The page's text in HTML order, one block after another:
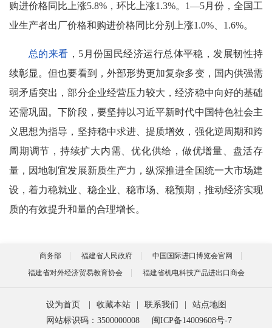
购进价格同比上涨5.8%，环比上涨1.3%。1—5月份，全国工
业生产者出厂价格和购进价格同比分别上涨1.0%、1.6%。
总的来看 ，5月份国民经济运行总体平稳，发展韧性持
续彰显。但也要看到，外部形势更加复杂多变，国内供强需
弱矛盾突出，部分企业经营压力较大，经济稳中向好的基础
还需巩固。下阶段，要坚持以习近平新时代中国特色社会主
义思想为指导，坚持稳中求进、提质增效，强化逆周期和跨
周期调节，持续扩大内需、优化供给，做优增量、盘活存
量，因地制宜发展新质生产力，纵深推进全国统一大市场建
设，着力稳就业、稳企业、稳市场、稳预期，推动经济实现
质的有效提升和量的合理增长。
商务部 福建省人民政府
中国国际进口博览会官网
福建省对外经济贸易教育协会
福建省机电科技产品进出口商会
设为首页 收藏本站 联系我们
站点地图
网站标识码：3500000008
闽ICP备14009608号-7